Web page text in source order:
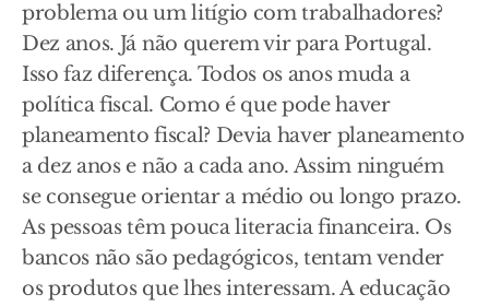
problema ou um litígio com trabalhadores?
Dez anos. Já não querem vir para Portugal.
Isso faz diferença. Todos os anos muda a
política fiscal. Como é que pode haver
planeamento fiscal? Devia haver planeamento
a dez anos e não a cada ano. Assim ninguém
se consegue orientar a médio ou longo prazo.
As pessoas têm pouca literacia financeira. Os
bancos não são pedagógicos, tentam vender
os produtos que lhes interessam. A educação